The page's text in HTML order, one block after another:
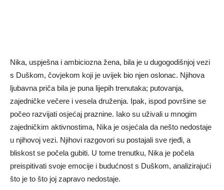
Nika, uspješna i ambiciozna žena, bila je u dugogodišnjoj vezi
s Duškom, čovjekom koji je uvijek bio njen oslonac. Njihova
ljubavna priča bila je puna lijepih trenutaka; putovanja,
zajedničke večere i vesela druženja. Ipak, ispod površine se
počeo razvijati osjećaj praznine. Iako su uživali u mnogim
zajedničkim aktivnostima, Nika je osjećala da nešto nedostaje
u njihovoj vezi. Njihovi razgovori su postajali sve rjeđi, a
bliskost se počela gubiti. U tome trenutku, Nika je počela
preispitivati svoje emocije i budućnost s Duškom, analizirajući
što je to što joj zapravo nedostaje.